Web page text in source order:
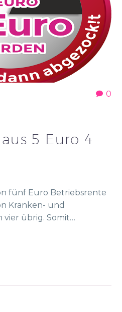
0
5 Euro 4
fünf Euro Betriebsrente
Kranken- und
vier übrig. Somit…